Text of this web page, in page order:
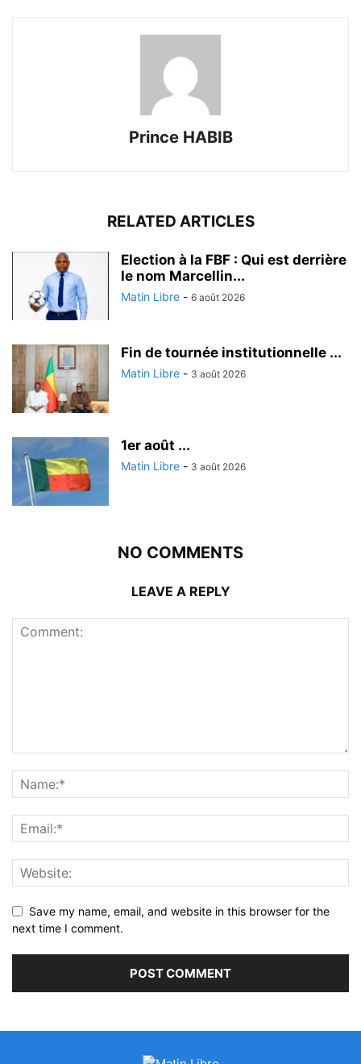
Prince HABIB
RELATED ARTICLES
Election à la FBF : Qui est derrière
le nom Marcellin...
Matin Libre - 6 août 2026
Fin de tournée institutionnelle ...
Matin Libre - 3 août 2026
1er août ...
Matin Libre - 3 août 2026
NO COMMENTS
LEAVE A REPLY
Save my name, email, and website in this browser for the
next time I comment.